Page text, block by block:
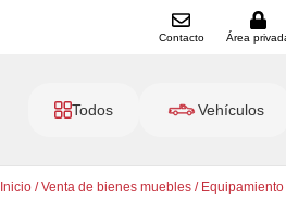
Contacto Área
Todos Vehículos
Inicio /Venta de bienes muebles /